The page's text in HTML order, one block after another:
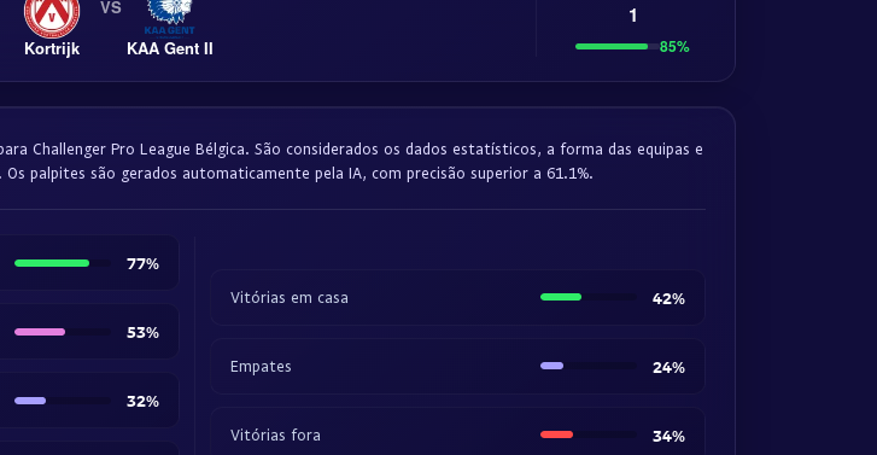
Kortrijk
VS
KAA Gent II
1
85%
Challenger Pro League Bélgica. São considerados os dados estatísticos, a forma das equipas e
palpites são gerados automaticamente pela IA, com precisão superior a 61.1%.
77%
53%
32%
Vitórias em casa 42%
Empates 24%
Vitórias fora 34%